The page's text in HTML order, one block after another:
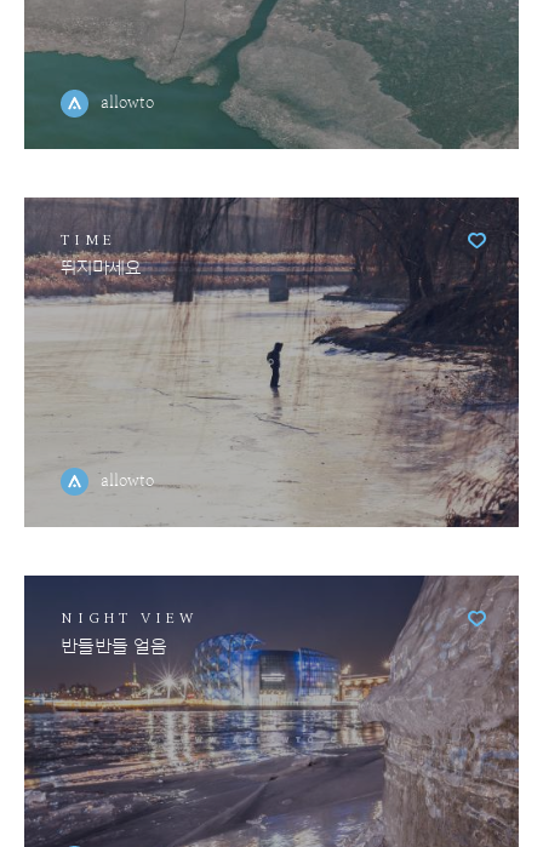
allowto
TIME
뛰지마세요
allowto
NIGHT VIEW
반들반들 얼음